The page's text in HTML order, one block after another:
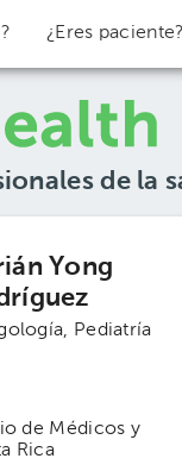
¿Eres paciente?
de la
Yong
Pediatría
de Médicos y
Rica